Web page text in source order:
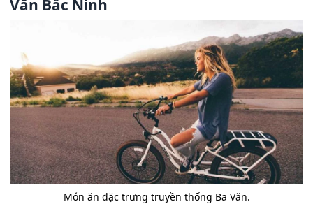
Văn Bắc Ninh
Món ăn đặc trưng truyền thống Ba Văn.